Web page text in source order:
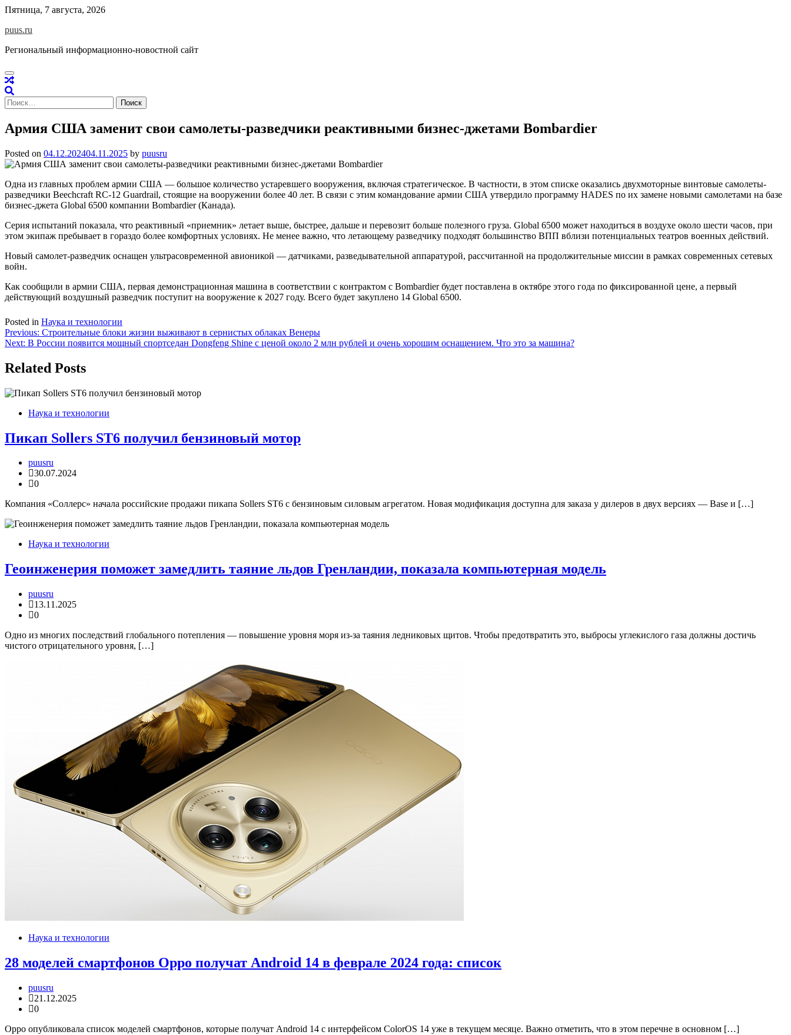
Skip
content
Пятница, 7 августа, 2026
puus.ru
Региональный информационно-новостной сайт
Найти:
Армия США заменит свои самолеты-разведчики реактивными бизнес-джетами Bombardier
Posted on 04.12.202404.11.2025 by puusru
Одна из главных проблем армии США — большое количество устаревшего вооружения, включая стратегическое. В частности, в этом списке оказались двухмоторные винтовые самолеты-
разведчики Beechcraft RC-12 Guardrail, стоящие на вооружении более 40 лет. В связи с этим командование армии США утвердило программу HADES по их замене новыми самолетами на базе
бизнес-джета Global 6500 компании Bombardier (Канада).
Серия испытаний показала, что реактивный «приемник» летает выше, быстрее, дальше и перевозит больше полезного груза. Global 6500 может находиться в воздухе около шести часов, при
этом экипаж пребывает в гораздо более комфортных условиях. Не менее важно, что летающему разведчику подходят большинство ВПП вблизи потенциальных театров военных действий.
Новый самолет-разведчик оснащен ультрасовременной авионикой — датчиками, разведывательной аппаратурой, рассчитанной на продолжительные миссии в рамках современных сетевых
войн.
Как сообщили в армии США, первая демонстрационная машина в соответствии с контрактом с Bombardier будет поставлена в октябре этого года по фиксированной цене, а первый
действующий воздушный разведчик поступит на вооружение к 2027 году. Всего будет закуплено 14 Global 6500.
Posted in Наука и технологии
Навигация
по
записям
Previous: Строительные блоки жизни выживают в сернистых облаках Венеры
Next: В России появится мощный спортседан Dongfeng Shine с ценой около 2 млн рублей и очень хорошим оснащением. Что это за машина?
Related Posts
Наука и технологии
Пикап Sollers ST6 получил бензиновый мотор
puusru
30.07.2024
0
Компания «Соллерс» начала российские продажи пикапа Sollers ST6 с бензиновым силовым агрегатом. Новая модификация доступна для заказа у дилеров в двух версиях — Base и […]
Наука и технологии
Геоинженерия поможет замедлить таяние льдов Гренландии, показала компьютерная модель
puusru
13.11.2025
0
Одно из многих последствий глобального потепления — повышение уровня моря из-за таяния ледниковых щитов. Чтобы предотвратить это, выбросы углекислого газа должны достичь
чистого отрицательного уровня, […]
Наука и технологии
28 моделей смартфонов Oppo получат Android 14 в феврале 2024 года: список
puusru
21.12.2025
0
Oppo опубликовала список моделей смартфонов, которые получат Android 14 с интерфейсом ColorOS 14 уже в текущем месяце. Важно отметить, что в этом перечне в основном […]